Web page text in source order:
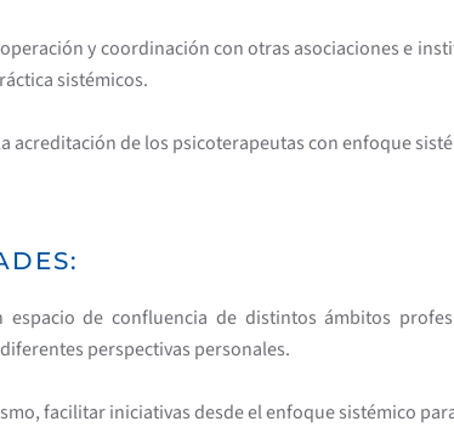
y coordinación con otras asociaciones e
sistémicos.
acreditación de los psicoterapeutas con enfoque
espacio de confluencia de distintos ámbitos
perspectivas personales.
facilitar iniciativas desde el enfoque sistémico